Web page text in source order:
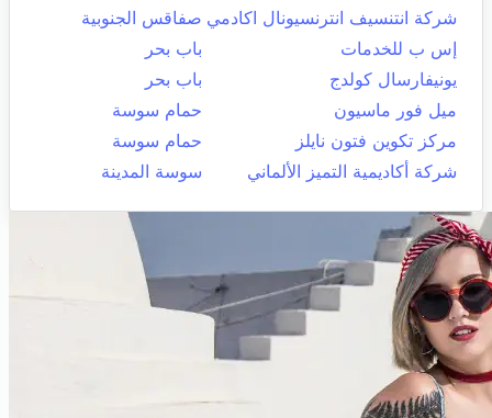
شركة انتنسيف انترنسيونال اكادمي صفاقس الجنوبية
إس ب للخدمات
باب بحر
يونيفارسال كولدج
باب بحر
ميل فور ماسيون
حمام سوسة
مركز تكوين فتون نايلز
حمام سوسة
شركة أكاديمية التميز الألماني
سوسة المدينة